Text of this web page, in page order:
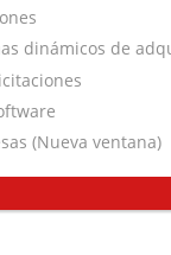
dinámicos de
(Nueva ventana)